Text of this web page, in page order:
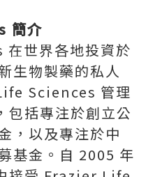
簡介
世界各地投資於
生物製藥的私人
Sciences 管理
包括專注於創立公
，以及專注於中
基金。自 2005 年